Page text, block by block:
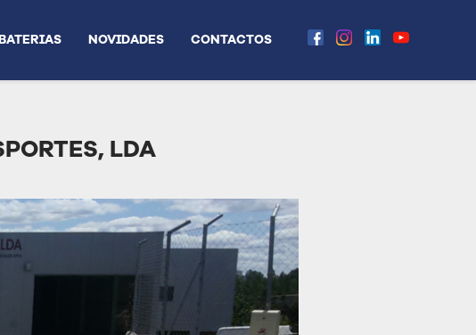
NOVIDADES CONTACTOS
LDA